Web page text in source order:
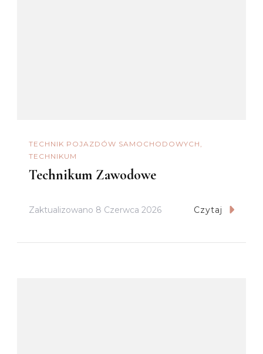
TECHNIK POJAZDÓW SAMOCHODOWYCH
TECHNIKUM
Technikum Zawodowe
Zaktualizowano 8 Czerwca 2026 Czytaj